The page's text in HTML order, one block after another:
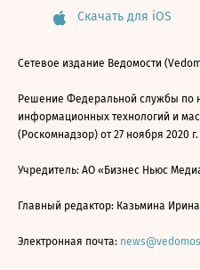
Скачать для iOS
Сетевое издание Ведомости
Решение Федеральной службы по
информационных технологий и
(Роскомнадзор) от 27 ноября 2020
Учредитель: АО «Бизнес Ньюс
Главный редактор: Казьмина
Электронная почта: